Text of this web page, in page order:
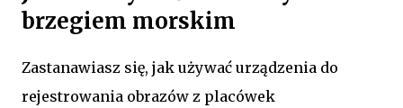
brzegiem morskim
Zastanawiasz się, jak używać urządzenia do
rejestrowania obrazów z placówek